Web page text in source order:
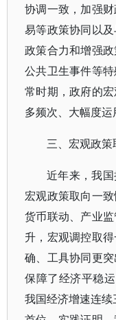
协调一致，加强
易等政策协同以
政策合力和增强政
公共卫生事件等
常时期，政府的
多频次、大幅度运
三、宏观政
近年来，我
宏观政策取向一
货币联动、产业
升，宏观调控取
确、工具协同更
保障了经济平稳
我国经济增速连